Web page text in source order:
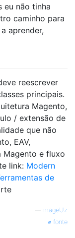
eu não tinha
caminho para
aprender,
reescrever
principais.
Magento,
/ extensão de
que não
EAV,
Magento e fluxo
link: Modern
de
mageUz
fonte